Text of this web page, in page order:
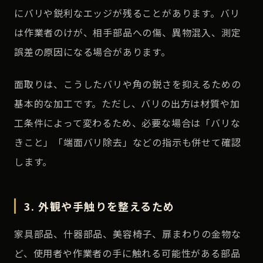
にバリや鋭利なエッジが残ることがあります。バリ
は作業者のけが、相手部品への傷、異物混入、測定
誤差の原因になる場合があります。
面取りは、こうしたバリや角の鋭さを抑えるための
基本的な加工です。ただし、バリの出方は材質や加
工条件によって変わるため、必要な場合は「バリな
きこと」「端面バリ除去」などの指示も併せて確認
します。
3. 外観や手触りを整えるため
家具部品、什器部品、美容椅子、扉まわりの金物な
ど、使用者や作業者の手に触れる可能性がある部品